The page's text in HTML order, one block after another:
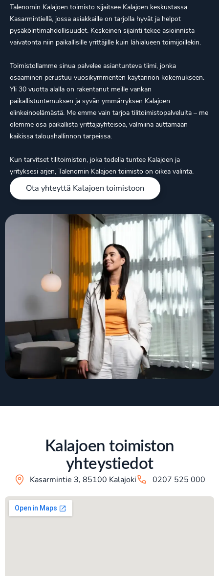
Talenomin Kalajoen toimisto sijaitsee Kalajoen keskustassa
Kasarmintiellä, jossa asiakkaille on tarjolla hyvät ja helpot
pysäköintimahdollisuudet. Keskeinen sijainti tekee asioinnista
vaivatonta niin paikallisille yrittäjille kuin lähialueen toimijoillekin.
Toimistollamme sinua palvelee asiantunteva tiimi, jonka
osaaminen perustuu vuosikymmenten käytännön kokemukseen.
Yli 30 vuotta alalla on rakentanut meille vankan
paikallistuntemuksen ja syvän ymmärryksen Kalajoen
elinkeinoelämästä. Me emme vain tarjoa tilitoimistopalveluita – me
olemme osa paikallista yrittäjäyhteisöä, valmiina auttamaan
kaikissa taloushallinnon tarpeissa.
Kun tarvitset tilitoimiston, joka todella tuntee Kalajoen ja
yrityksesi arjen, Talenomin Kalajoen toimisto on oikea valinta.
Ota yhteyttä Kalajoen toimistoon
Kalajoen toimiston
yhteystiedot
Kasarmintie 3, 85100 Kalajoki 0207 525 000